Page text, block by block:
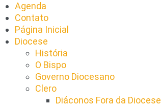
Agenda
Contato
Página Inicial
Diocese
História
O Bispo
Governo Diocesano
Clero
Diáconos Fora da Diocese